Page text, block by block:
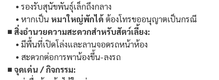
• รองรับสุนัขพันธุ์เล็กถึงกลาง
• หากเป็น หมาใหญ่พักได้ ต้องโทรขออนุญาตเป็นกรณี
■ สิ่งอำนวยความสะดวกสำหรับสัตว์เลี้ยง:
• มีพื้นที่เปิดโล่งและลานจอดรถหน้าห้อง
• สะดวกต่อการพาน้องขึ้น-ลงรถ
■ จุดเด่น / กิจกรรม: